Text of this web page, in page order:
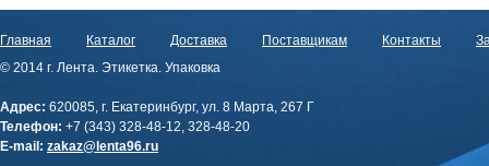
Главная Каталог Доставка Поставщикам Контакты
© 2014 г. Лента. Этикетка. Упаковка
Адрес: 620085, г. Екатеринбург, ул. 8 Марта, 267 Г
Телефон: +7 (343) 328-48-12, 328-48-20
E-mail: zakaz@lenta96.ru